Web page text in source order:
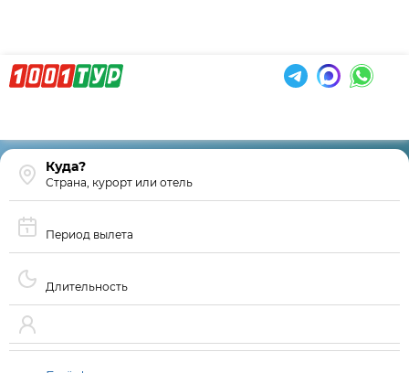
Страна, курорт или отель
Период вылета
Длительность